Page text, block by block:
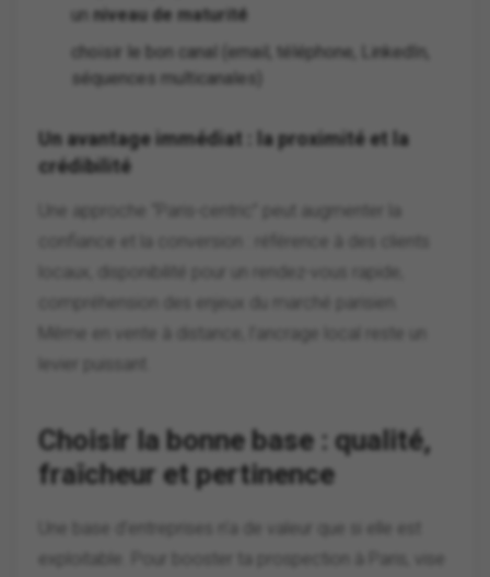
un niveau de maturité
choisir le bon canal (email, téléphone, LinkedIn,
séquences multicanales)
Un avantage immédiat : la proximité et la
crédibilité
Une approche “Paris-centric” peut augmenter la
confiance et la conversion : référence à des clients
locaux, disponibilité pour un rendez-vous rapide,
compréhension des enjeux du marché parisien.
Même en vente à distance, l’ancrage local reste un
levier puissant.
Choisir la bonne base : qualité,
fraîcheur et pertinence
exploitable. Pour booster ta prospection à Paris, vise